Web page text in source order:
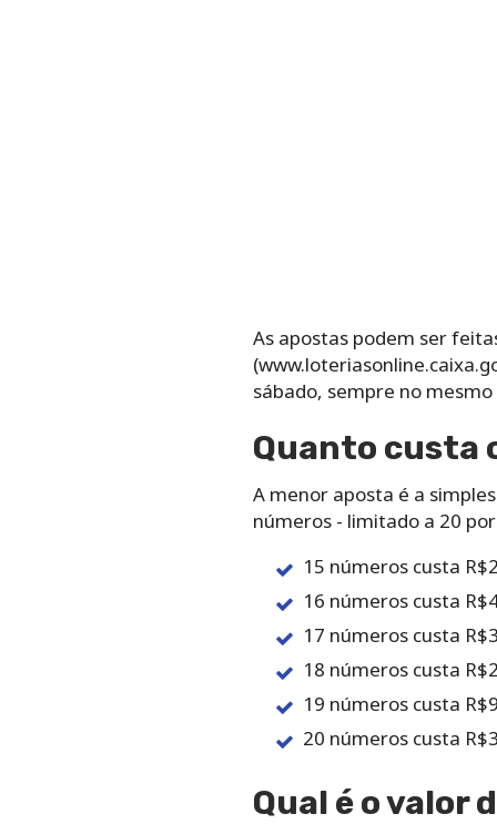
As apostas podem ser
‌sábado,‌ ‌sempre‌ ‌no‌
Quanto‌ ‌custa‌
A‌ ‌menor‌ ‌aposta‌ ‌é‌ ‌a‌
‌números‌ ‌-‌ ‌limitado‌ ‌a‌ ‌20‌
15 números custa
16 números custa
17 números custa
18 números custa
19 números custa
20 números custa
Qual‌ ‌é‌ ‌o‌ ‌valor‌